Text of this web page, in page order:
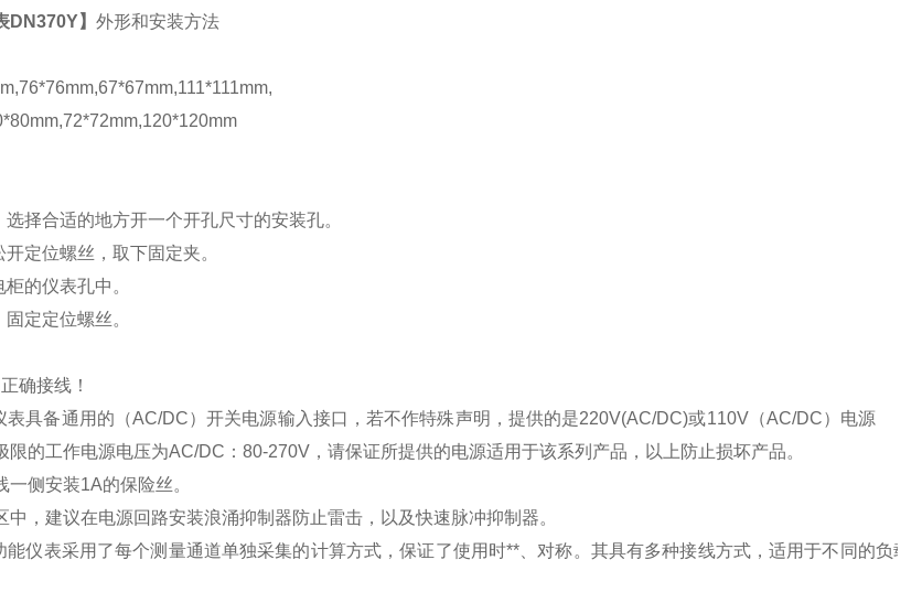
DN370Y】 外形和安装方法
择合适的地方开一个开孔尺寸的安装孔。
定位螺丝，取下固定夹。
的仪表孔中。
定定位螺丝。
确接线！
表具备通用的（AC/DC）开关电源输入接口，若不作特殊声明，提供的是220V(AC/DC)或110V（AC/DC）电源
限的工作电源电压为AC/DC ： 80-270V ，请保证所提供的电源适用于该系列产品，以上防止损坏产品。
一侧安装1A的保险丝。
中，建议在电源回路安装浪涌抑制器防止雷击，以及快速脉冲抑制器。
能仪表采用了每个测量通道单独采集的计算方式，保证了使用时**、对称。其具有多种接线方式，适用于不同的负载